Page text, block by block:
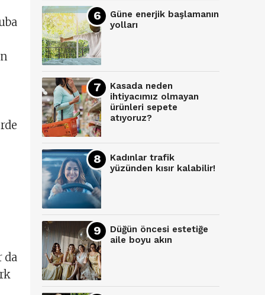
da
Güne enerjik başlamanın
yolları
Kasada neden
ihtiyacımız olmayan
ürünleri sepete
atıyoruz?
Kadınlar trafik
yüzünden kısır kalabilir!
Düğün öncesi estetiğe
aile boyu akın